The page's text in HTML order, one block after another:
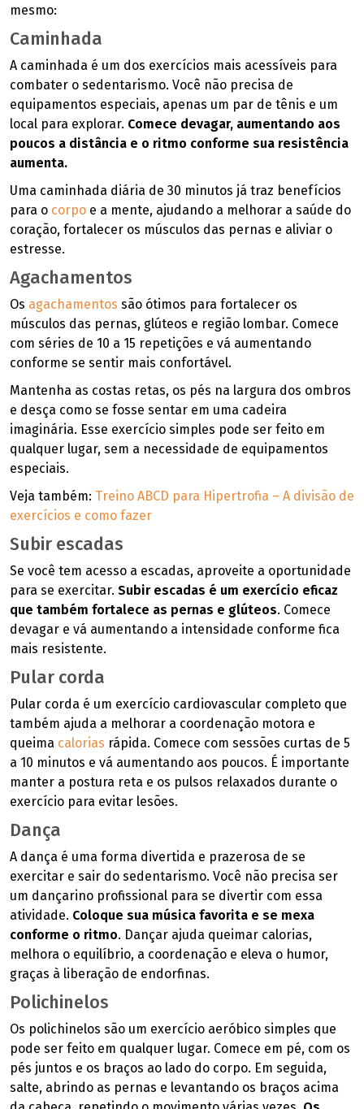
mesmo:
Caminhada
A caminhada é um dos exercícios mais acessíveis para
combater o sedentarismo. Você não precisa de
equipamentos especiais, apenas um par de tênis e um
local para explorar. Comece devagar, aumentando aos
poucos a distância e o ritmo conforme sua resistência
aumenta.
Uma caminhada diária de 30 minutos já traz benefícios
para o corpo e a mente, ajudando a melhorar a saúde do
coração, fortalecer os músculos das pernas e aliviar o
estresse.
Agachamentos
Os agachamentos são ótimos para fortalecer os
músculos das pernas, glúteos e região lombar. Comece
com séries de 10 a 15 repetições e vá aumentando
conforme se sentir mais confortável.
Mantenha as costas retas, os pés na largura dos ombros
e desça como se fosse sentar em uma cadeira
imaginária. Esse exercício simples pode ser feito em
qualquer lugar, sem a necessidade de equipamentos
especiais.
Veja também: Treino ABCD para Hipertrofia – A divisão de
exercícios e como fazer
Subir escadas
Se você tem acesso a escadas, aproveite a oportunidade
para se exercitar. Subir escadas é um exercício eficaz
que também fortalece as pernas e glúteos. Comece
devagar e vá aumentando a intensidade conforme fica
mais resistente.
Pular corda
Pular corda é um exercício cardiovascular completo que
também ajuda a melhorar a coordenação motora e
queima calorias rápida. Comece com sessões curtas de 5
a 10 minutos e vá aumentando aos poucos. É importante
manter a postura reta e os pulsos relaxados durante o
exercício para evitar lesões.
Dança
A dança é uma forma divertida e prazerosa de se
exercitar e sair do sedentarismo. Você não precisa ser
um dançarino profissional para se divertir com essa
atividade. Coloque sua música favorita e se mexa
conforme o ritmo. Dançar ajuda queimar calorias,
melhora o equilíbrio, a coordenação e eleva o humor,
graças à liberação de endorfinas.
Polichinelos
Os polichinelos são um exercício aeróbico simples que
pode ser feito em qualquer lugar. Comece em pé, com os
pés juntos e os braços ao lado do corpo. Em seguida,
salte, abrindo as pernas e levantando os braços acima